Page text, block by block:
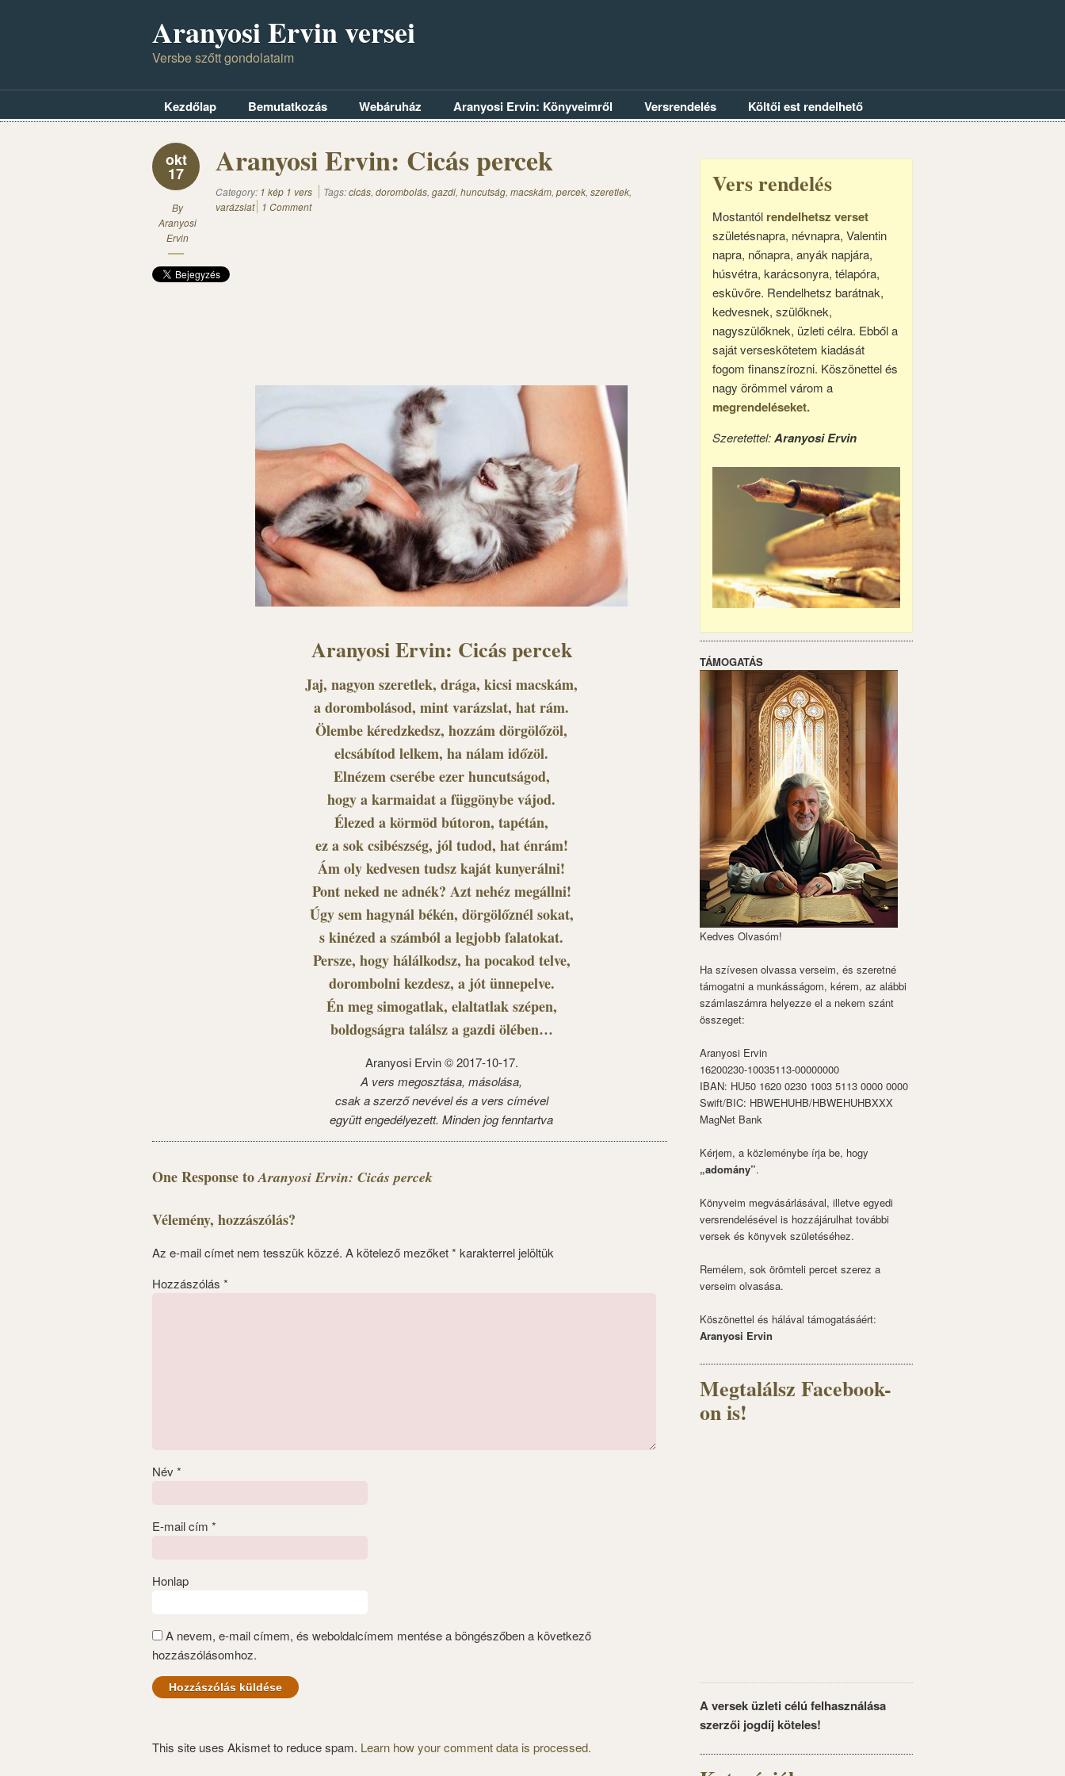
Aranyosi Ervin versei
Versbe szőtt gondolataim
Kezdőlap Bemutatkozás Webáruház Aranyosi Ervin: Könyveimről Versrendelés Költői est rendelhető
okt
17
By
Aranyosi
Ervin
Aranyosi Ervin: Cicás percek
Category: 1 kép 1 vers Tags:cicás, dorombolás, gazdi, huncutság, macskám, percek, szeretlek,
varázslat
1 Comment
Aranyosi Ervin: Cicás percek
Jaj, nagyon szeretlek, drága, kicsi macskám,
a dorombolásod, mint varázslat, hat rám.
Ölembe kéredzkedsz, hozzám dörgölőzöl,
elcsábítod lelkem, ha nálam időzöl.
Elnézem cserébe ezer huncutságod,
hogy a karmaidat a függönybe vájod.
Élezed a körmöd bútoron, tapétán,
ez a sok csibészség, jól tudod, hat énrám!
Ám oly kedvesen tudsz kaját kunyerálni!
Pont neked ne adnék? Azt nehéz megállni!
Úgy sem hagynál békén, dörgölőznél sokat,
s kinézed a számból a legjobb falatokat.
Persze, hogy hálálkodsz, ha pocakod telve,
dorombolni kezdesz, a jót ünnepelve.
Én meg simogatlak, elaltatlak szépen,
boldogságra találsz a gazdi ölében…
Aranyosi Ervin © 2017-10-17.
A vers megosztása, másolása,
csak a szerző nevével és a vers címével
együtt engedélyezett. Minden jog fenntartva
One Response toAranyosi Ervin: Cicás percek
Vélemény, hozzászólás?
Az e-mail címet nem tesszük közzé. A kötelező mezőket* karakterrel jelöltük
Hozzászólás *
Név *
E-mail cím *
Honlap
A nevem, e-mail címem, és weboldalcímem mentése a böngészőben a következő
hozzászólásomhoz.
This site uses Akismet to reduce spam. Learn how your comment data is processed.
Vers rendelés
Mostantól rendelhetsz verset
születésnapra, névnapra, Valentin
napra, nőnapra, anyák napjára,
húsvétra, karácsonyra, télapóra,
esküvőre. Rendelhetsz barátnak,
kedvesnek, szülőknek,
nagyszülőknek, üzleti célra. Ebből a
saját verseskötetem kiadását
fogom finanszírozni. Köszönettel és
nagy örömmel várom a
megrendeléseket.
Szeretettel:Aranyosi Ervin
TÁMOGATÁS
Kedves Olvasóm!
Ha szívesen olvassa verseim, és szeretné
támogatni a munkásságom, kérem, az alábbi
számlaszámra helyezze el a nekem szánt
összeget:
Aranyosi Ervin
16200230-10035113-00000000
IBAN: HU50 1620 0230 1003 5113 0000 0000
Swift/BIC: HBWEHUHB/HBWEHUHBXXX
MagNet Bank
Kérjem, a közleménybe írja be, hogy
„adomány”.
Könyveim megvásárlásával, illetve egyedi
versrendelésével is hozzájárulhat további
versek és könyvek születéséhez.
Remélem, sok örömteli percet szerez a
verseim olvasása.
Köszönettel és hálával támogatásáért:
Aranyosi Ervin
Megtalálsz Facebook-
on is!
A versek üzleti célú felhasználása
szerzői jogdíj köteles!